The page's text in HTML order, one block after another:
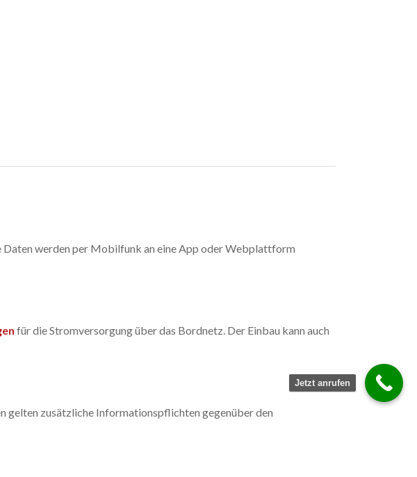
Daten werden per Mobilfunk an eine App oder Webplattform
für die Stromversorgung über das Bordnetz. Der Einbau kann auch
gelten zusätzliche Informationspflichten gegenüber den
Jetzt anrufen